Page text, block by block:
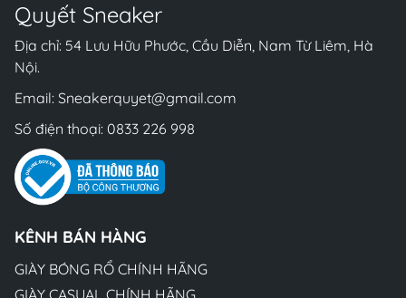
Quyết Sneaker
Địa chỉ: 54 Lưu Hữu Phước, Cầu Diễn, Nam Từ Liêm, Hà
Nội.
Email: Sneakerquyet@gmail.com
Số điện thoại: 0833 226 998
KÊNH BÁN HÀNG
GIÀY BÓNG RỔ CHÍNH HÃNG
GIÀY CASUAL CHÍNH HÃNG